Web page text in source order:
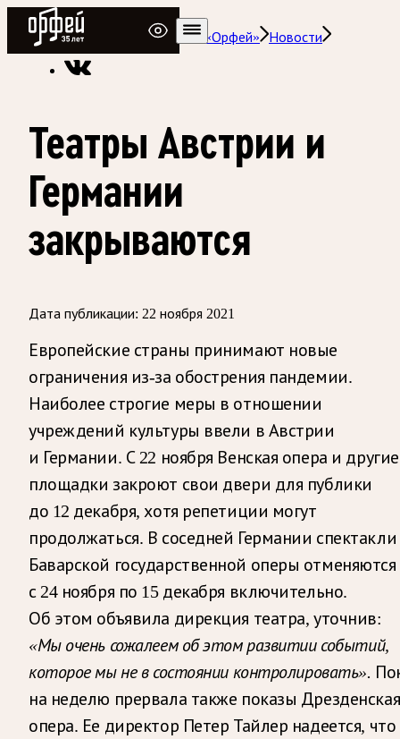
Радио Орфей
Радио классической музыки «Орфей»
Новости
Театры Австрии и
Германии
закрываются
Дата публикации: 22 ноября 2021
Европейские страны принимают новые
ограничения из-за обострения пандемии.
Наиболее строгие меры в отношении
учреждений культуры ввели в Австрии
и Германии. С 22 ноября Венская опера и другие
площадки закроют свои двери для публики
до 12 декабря, хотя репетиции могут
продолжаться. В соседней Германии спектакли
Баварской государственной оперы отменяются
с 24 ноября по 15 декабря включительно.
Об этом объявила дирекция театра, уточнив:
«Мы очень сожалеем об этом развитии событий,
которое мы не в состоянии контролировать».
на неделю прервала также показы Дрезденская
опера. Ее директор Петер Тайлер надеется, что